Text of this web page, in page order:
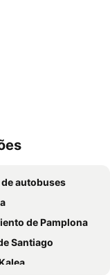
autobuses
de Pamplona
Santiago